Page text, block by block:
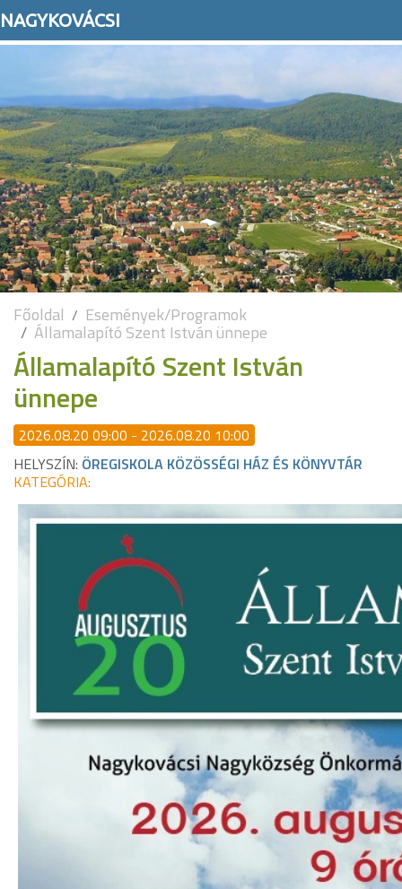
NAGYKOVÁCSI
Főoldal Események/Programok
Államalapító Szent István ünnepe
Államalapító Szent István
ünnepe
2026.08.20 09:00 - 2026.08.20 10:00
HELYSZÍN: ÖREGISKOLA KÖZÖSSÉGI HÁZ ÉS KÖNYVTÁR
KATEGÓRIA: